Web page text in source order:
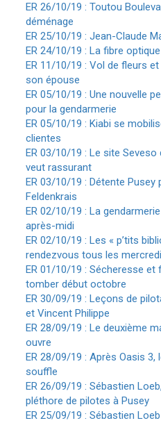
ER 26/10/19 : Toutou
déménage
ER 25/10/19 : Jean-Claude
ER 24/10/19 : La fibre
ER 11/10/19 : Vol de fleurs
son épouse
ER 05/10/19 : Une nouvelle
pour la gendarmerie
ER 05/10/19 : Kiabi se
clientes
ER 03/10/19 : Le site
veut rassurant
ER 03/10/19 : Détente
Feldenkrais
ER 02/10/19 : La
après-midi
ER 02/10/19 : Les « p’tits
rendezvous tous les
ER 01/10/19 : Sécheresse
tomber début octobre
ER 30/09/19 : Leçons de
et Vincent Philippe
ER 28/09/19 : Le deuxième
ouvre
ER 28/09/19 : Après Oasis 3,
souffle
ER 26/09/19 : Sébastien
pléthore de pilotes à Pusey
ER 25/09/19 : Sébastien